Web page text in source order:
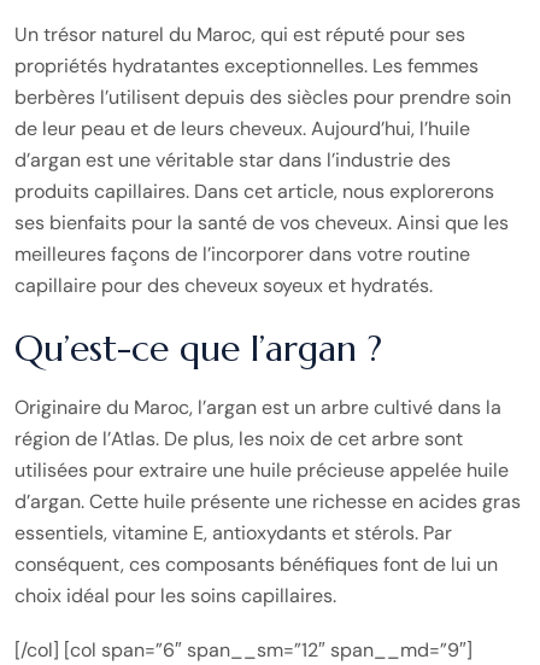
Un trésor naturel du Maroc, qui est réputé pour ses
propriétés hydratantes exceptionnelles. Les femmes
berbères l’utilisent depuis des siècles pour prendre soin
de leur peau et de leurs cheveux. Aujourd’hui, l’huile
d’argan est une véritable star dans l’industrie des
produits capillaires. Dans cet article, nous explorerons
ses bienfaits pour la santé de vos cheveux. Ainsi que les
meilleures façons de l’incorporer dans votre routine
capillaire pour des cheveux soyeux et hydratés.
Qu’est-ce que l’argan ?
Originaire du Maroc, l’argan est un arbre cultivé dans la
région de l’Atlas. De plus, les noix de cet arbre sont
utilisées pour extraire une huile précieuse appelée huile
d’argan. Cette huile présente une richesse en acides gras
essentiels, vitamine E, antioxydants et stérols. Par
conséquent, ces composants bénéfiques font de lui un
choix idéal pour les soins capillaires.
[/col] [col span=”6″ span__sm=”12″ span__md=”9″]